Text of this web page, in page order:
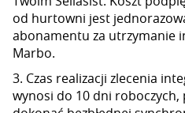
od hurtowni jest
abonamentu za utrzymanie
Marbo.
3. Czas realizacji zlecenia
wynosi do 10 dni roboczych,